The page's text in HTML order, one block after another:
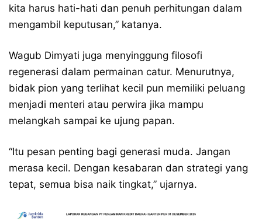
kita harus hati-hati dan penuh perhitungan dalam
mengambil keputusan,” katanya.
Wagub Dimyati juga menyinggung filosofi
regenerasi dalam permainan catur. Menurutnya,
bidak pion yang terlihat kecil pun memiliki peluang
menjadi menteri atau perwira jika mampu
melangkah sampai ke ujung papan.
“Itu pesan penting bagi generasi muda. Jangan
merasa kecil. Dengan kesabaran dan strategi yang
tepat, semua bisa naik tingkat,” ujarnya.